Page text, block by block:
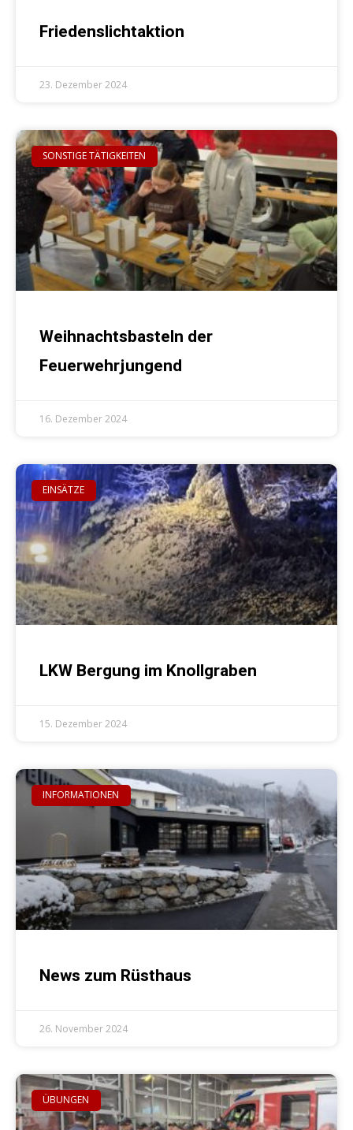
Friedenslichtaktion
23. Dezember 2024
SONSTIGE TÄTIGKEITEN
Weihnachtsbasteln der
Feuerwehrjungend
16. Dezember 2024
EINSÄTZE
LKW Bergung im Knollgraben
15. Dezember 2024
INFORMATIONEN
News zum Rüsthaus
26. November 2024
ÜBUNGEN